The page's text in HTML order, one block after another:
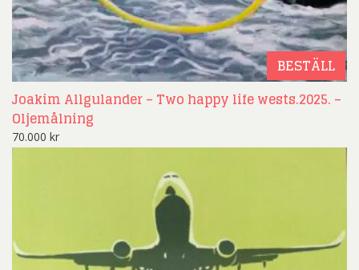
BESTÄLL
Joakim Allgulander – Two happy life wests.2025. –
Oljemålning
70.000 kr